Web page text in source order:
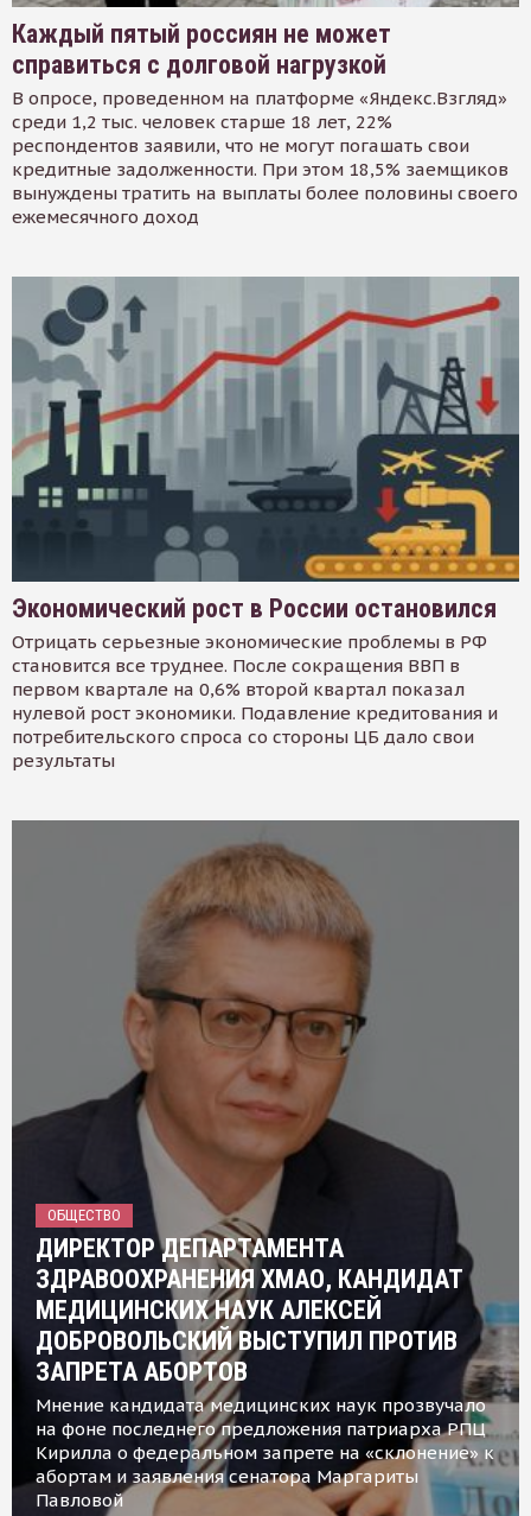
Каждый пятый россиян не может
справиться с долговой нагрузкой
В опросе, проведенном на платформе «Яндекс.Взгляд»
среди 1,2 тыс. человек старше 18 лет, 22%
респондентов заявили, что не могут погашать свои
кредитные задолженности. При этом 18,5% заемщиков
вынуждены тратить на выплаты более половины своего
ежемесячного доход
Экономический рост в России остановился
Отрицать серьезные экономические проблемы в РФ
становится все труднее. После сокращения ВВП в
первом квартале на 0,6% второй квартал показал
нулевой рост экономики. Подавление кредитования и
потребительского спроса со стороны ЦБ дало свои
результаты
ОБЩЕСТВО
ДИРЕКТОР ДЕПАРТАМЕНТА
ЗДРАВООХРАНЕНИЯ ХМАО, КАНДИДАТ
МЕДИЦИНСКИХ НАУК АЛЕКСЕЙ
ДОБРОВОЛЬСКИЙ ВЫСТУПИЛ ПРОТИВ
ЗАПРЕТА АБОРТОВ
Мнение кандидата медицинских наук прозвучало
на фоне последнего предложения патриарха РПЦ
Кирилла о федеральном запрете на «склонение» к
абортам и заявления сенатора Маргариты
Павловой